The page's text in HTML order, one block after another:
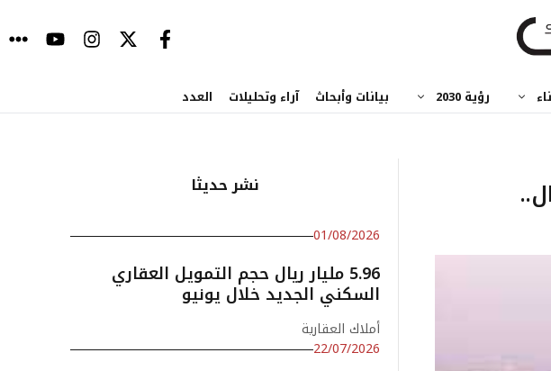
رؤية 2030 بيانات وأبحاث آراء وتحليلات العدد
ريال.. نشر حديثا
01/08/2026
5.96 مليار ريال حجم التمويل العقاري
السكني الجديد خلال يونيو
أملاك العقارية
22/07/2026